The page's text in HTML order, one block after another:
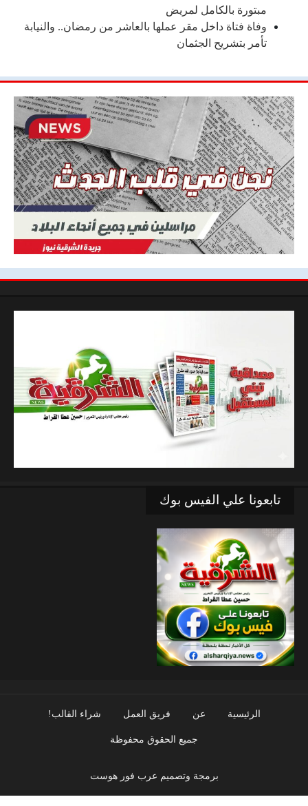
مبتورة بالكامل لمريض
وفاة فتاة داخل مقر عملها بالعاشر من رمضان.. والنيابة
تأمر بتشريح الجثمان
تابعونا علي الفيس بوك
الرئيسية عن فريق العمل شراء القالب!
جميع الحقوق محفوظة
برمجة وتصميم عرب فور هوست